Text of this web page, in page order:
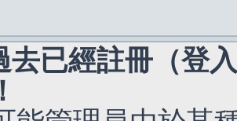
去已經註冊（登